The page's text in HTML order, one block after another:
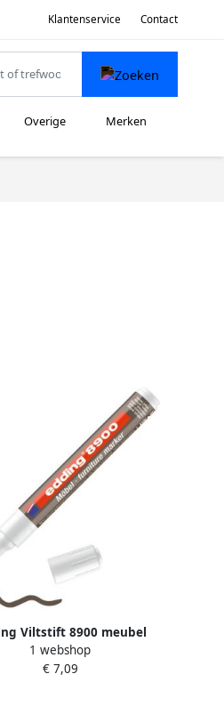
Klantenservice Contact
Overige Merken
Viltstift 8900 meubel
2mm antiek notenhout
blisterà 1 stuk
1 webshop
€ 7,09